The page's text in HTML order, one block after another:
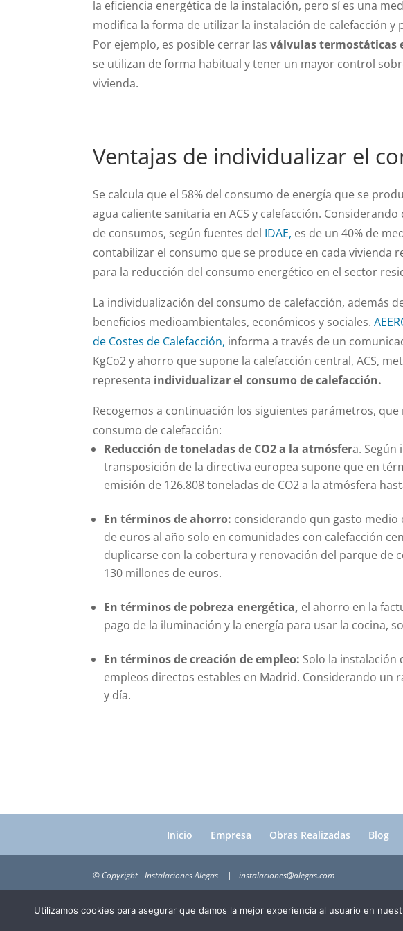
la eficiencia energética de la instalación, pero sí es una
modifica la forma de utilizar la instalación de calefacción
Por ejemplo, es posible cerrar lasválvulas termostáticas
se utilizan de forma habitual y tener un mayor control
vivienda.
Ventajas de individualizar el
Se calcula que el 58% del consumo de energía que se
agua caliente sanitaria en ACS y calefacción.
de consumos, según fuentes del IDAE, es de un 40% de
contabilizar el consumo que se produce en cada
para la reducción del consumo energético en el sector
La individualización del consumo de calefacción, además
beneficios medioambientales, económicos y sociales.
de Costes de Calefacción, informa a través de un
KgCo2 y ahorro que supone la calefacción central, ACS,
representa individualizar el consumo de calefacción.
Recogemos a continuación los siguientes parámetros,
consumo de calefacción:
Reducción de toneladas de CO2 a la atmósfera. Según
transposición de la directiva europea supone que en
emisión de 126.808 toneladas de CO2 a la atmósfera
En términos de ahorro: considerando qun gasto medio
de euros al año solo en comunidades con calefacción
duplicarse con la cobertura y renovación del parque de
130 millones de euros.
En términos de pobreza energética, el ahorro en la
pago de la iluminación y la energía para usar la cocina,
En términos de creación de empleo: Solo la instalación
empleos directos estables en Madrid. Considerando un
y día.
Inicio Empresa Obras Realizadas Blog
© Copyright - Instalaciones Alegas instalaciones@alegas.com
Utilizamos cookies para asegurar que damos la mejor experiencia al usuario en